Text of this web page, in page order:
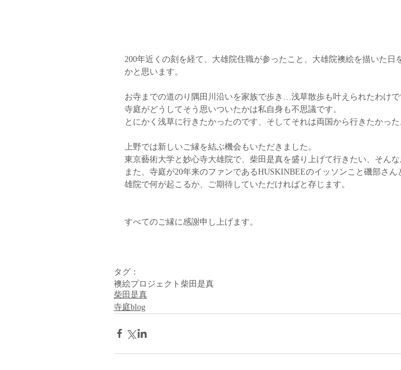
200年近くの刻を経て、大雄院住職が参ったこと、大雄院襖絵を描いた日
かと思います。
お寺までの道のり隅田川沿いを家族で歩き…浅草散歩も叶えられたわけで
寺庭がどうしてそう思いついたかは私自身も不思議です。
とにかく浅草に行きたかったのです、そしてそれは両国から行きたかった
上野では新しいご縁を結ぶ機会もいただきました。
東京藝術大学と妙心寺大雄院で、柴田是真を盛り上げて行きたい、そんな
また、寺庭が20年来のファンであるHUSKINBEEのイッソンこと磯部さ
雄院で何が起こるか、ご期待していただければと存じます。
すべてのご縁に感謝申し上げます。
タグ：
襖絵プロジェクト 柴田是真
柴田是真
寺庭blog